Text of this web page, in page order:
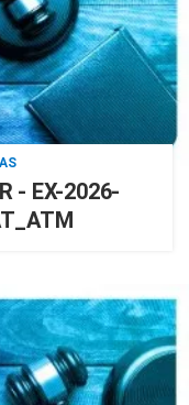
- EX-2026-